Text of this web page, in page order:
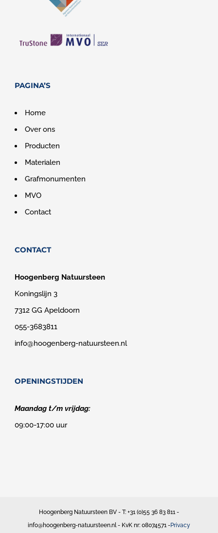
PAGINA’S
Home
Over ons
Producten
Materialen
Grafmonumenten
MVO
Contact
CONTACT
Hoogenberg Natuursteen
Koningslijn 3
7312 GG Apeldoorn
055-3683811
info@hoogenberg-natuursteen.nl
OPENINGSTIJDEN
Maandag t/m vrijdag:
09:00-17:00 uur
Hoogenberg Natuursteen BV - T: +31 (0)55 36 83 811 -
info@hoogenberg-natuursteen.nl - KvK nr: 08074571 -Privacy